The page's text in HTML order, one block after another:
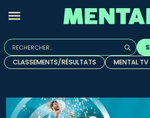
Rechercher :
Quand les résultats de l'auto-
CLASSEMENTS/RÉSULTATS
MENTAL TV